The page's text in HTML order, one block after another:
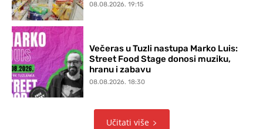
08.08.2026. 19:15
Večeras u Tuzli nastupa Marko Luis:
Street Food Stage donosi muziku,
hranu i zabavu
08.08.2026. 18:30
Učitati više